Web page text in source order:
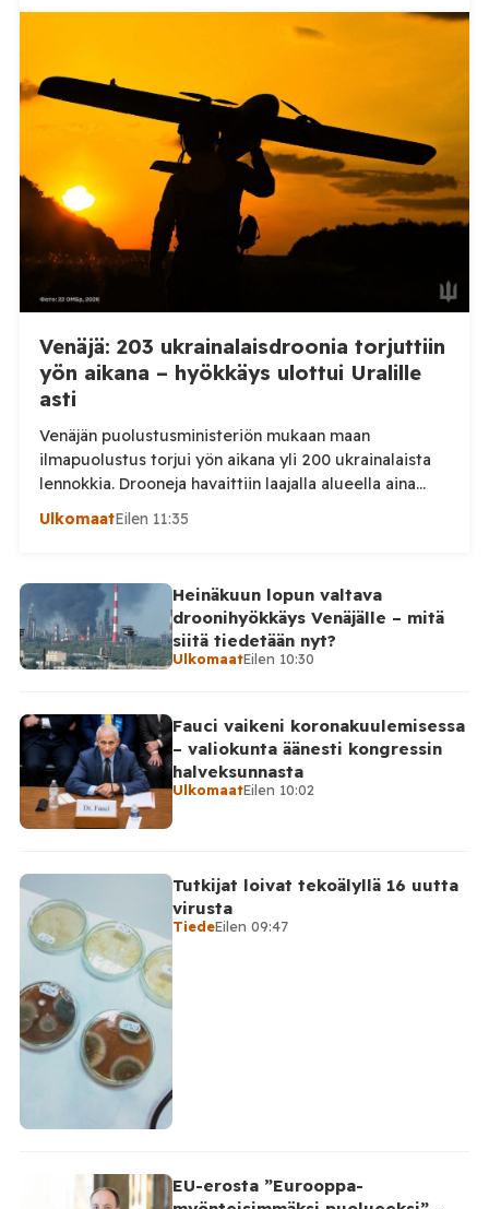
alueellisen sotilashallinnon johtaja Oleksandr Hanzha
kertoi perjantaiaamuna 7. elokuuta julkaisemassaan
hyökkäsivät yön aikana yli 20 kertaa viidelle alueelle.
Nikopolin alueella iskuja kohdistui Nikopolin
kaupunkiin sekä […]
Venäjä: 203 ukrainalaisdroonia torjuttiin
yön aikana – hyökkäys ulottui Uralille
asti
Venäjän puolustusministeriön mukaan maan
ilmapuolustus torjui yön aikana yli 200 ukrainalaista
lennokkia. Drooneja havaittiin laajalla alueella aina
Uralille asti. Venäjän puolustusministeriön virallisen
miehittämätöntä ilma-alusta torstai-illan 6. elokuuta
ja perjantaiaamun 7. elokuuta välisenä aikana.
Ministeriön ilmoitus koskee aikaväliä kello 20–08
Moskovan aikaa. Ministeriön mukaan drooneja
torjuttiin […]
UlkomaatEilen 11:35
Heinäkuun lopun valtava
droonihyökkäys Venäjälle – mitä
siitä tiedetään nyt?
UlkomaatEilen 10:30
Fauci vaikeni koronakuulemisessa
– valiokunta äänesti kongressin
halveksunnasta
UlkomaatEilen 10:02
Tutkijat loivat tekoälyllä 16 uutta
virusta
TiedeEilen 09:47
EU-erosta ”Eurooppa-